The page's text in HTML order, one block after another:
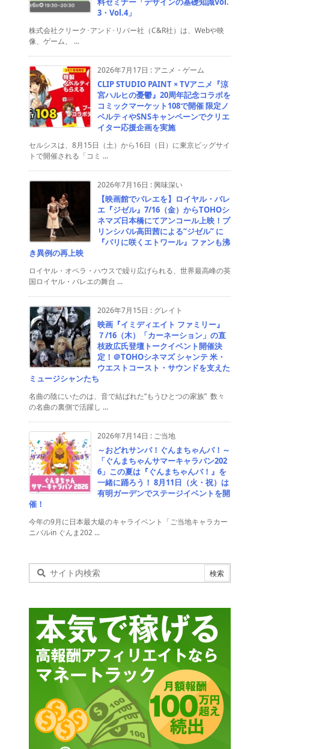
3・Vol.4」
株式会社クリーク･アンド･リバー社（C&R社）は、Webや映
像、ゲーム、 ...
2026年7月17日 : アニメ・ゲーム
CLIP STUDIO PAINT × TVアニメ『涼
宮ハルヒの憂鬱』20周年記念コラボを
コミックマーケット108で開催 限定ノ
ベルティやSNSキャンペーンでクリエ
イター応援企画を実施
セルシスは、8月15日（土）から16日（日）に東京ビッグサイ
トで開催される「コミ ...
2026年7月16日 :興味深い
【映画館でバレエを】ロイヤル・バレ
エ『ジゼル』7/16（金）からTOHOシ
ネマズ日本橋にてアンコール上映！プ
リンシパル高田茜による“ジゼル” に
『パリに咲くエトワール』ファンも沸
き異例の再上映
ロイヤル・オペラ・ハウスで繰り広げられる、世界最高峰の英
国ロイヤル・バレエの舞台 ...
2026年7月15日 : グレイト
映画『イミディエイト ファミリー』
７/16（木）「カーネーション」の直
枝政広氏登壇トークイベント開催決
定！＠TOHOシネマズ シャンテ 米・
ウエストコースト・サウンドを支えた
ミュージシャンたち
名曲の陰にいたのは、音で結ばれた“もうひとつの家族” 数々
の名曲の裏側で活躍し ...
2026年7月14日 : ご当地
～おどれサンバ！ぐんまちゃんバ！～
「ぐんまちゃんサマーキャラバン202
6」この夏は『ぐんまちゃんバ！』を
一緒に踊ろう！ 8月11日（火・祝）は
有明ガーデンでステージイベントを開
催！
今年の9月に日本最大級のキャライベント「ご当地キャラカー
ニバルin ぐんま202 ...